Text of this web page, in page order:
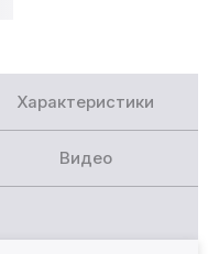
Характеристики
Видео